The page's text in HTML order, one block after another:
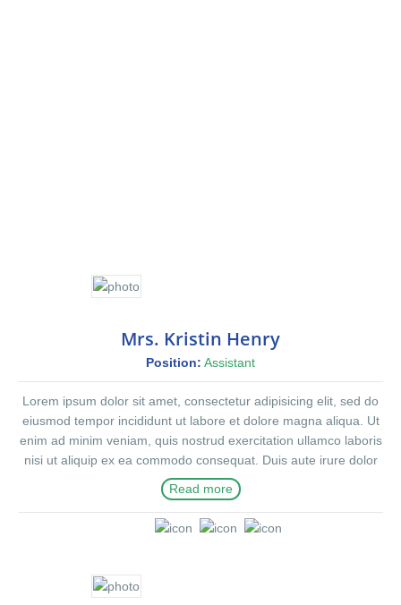
Mrs. Kristin Henry
Position: Assistant
Lorem ipsum dolor sit amet, consectetur adipisicing elit, sed do
eiusmod tempor incididunt ut labore et dolore magna aliqua. Ut
enim ad minim veniam, quis nostrud exercitation ullamco laboris
nisi ut aliquip ex ea commodo consequat. Duis aute irure dolor
in reprehenderit in voluptte velit. Lorem ipsum dolor sit amet,
consectetur adipisicing elit, sed do eiusmod tempor incididunt ut
labore et dolore magna aliqua. Ut enim ad minim veniam, quis
voluptate velit.Lorem ipsum dolor amet laboris consectetur
adipisicing elit, sed do eiusmod tempor incididunt ut labore et
Read more